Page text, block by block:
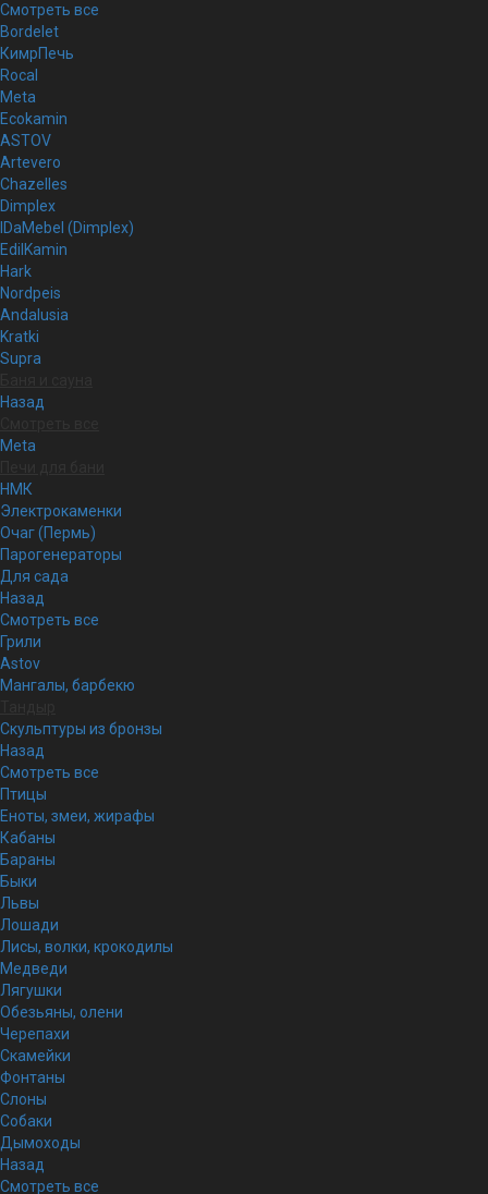
Смотреть все
Bordelet
КимрПечь
Rocal
Meta
Ecokamin
ASTOV
Artevero
Chazelles
Dimplex
IDaMebel (Dimplex)
EdilKamin
Hark
Nordpeis
Andalusia
Kratki
Supra
Назад
Meta
НМК
Электрокаменки
Очаг (Пермь)
Парогенераторы
Для сада
Назад
Смотреть все
Грили
Astov
Мангалы, барбекю
Скульптуры из бронзы
Назад
Смотреть все
Птицы
Еноты, змеи, жирафы
Кабаны
Бараны
Быки
Львы
Лошади
Лисы, волки, крокодилы
Медведи
Лягушки
Обезьяны, олени
Черепахи
Скамейки
Фонтаны
Слоны
Собаки
Дымоходы
Назад
Смотреть все